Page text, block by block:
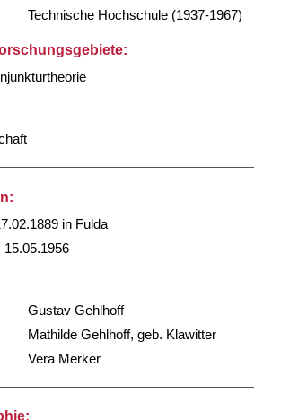
Technische Hochschule (1937-1967)
in Fulda
Gustav Gehlhoff
Mathilde Gehlhoff, geb. Klawitter
Vera Merker